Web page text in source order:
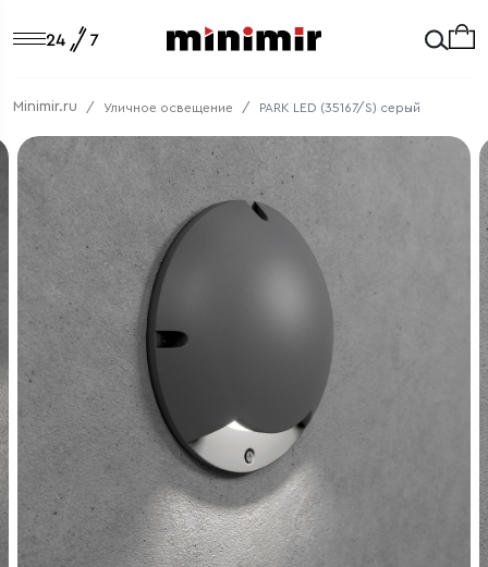
Minimir.ru Уличное освещение PARK LED (35167/S) серый